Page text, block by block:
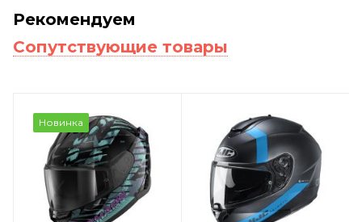
Рекомендуем
Сопутствующие товары
Новинка